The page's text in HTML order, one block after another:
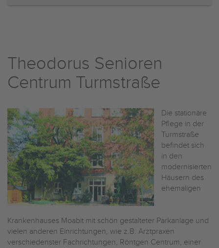
Theodorus Senioren
Centrum Turmstraße
Die stationäre
Pflege in der
Turmstraße
befindet sich
in den
modernisierten
Häusern des
ehemaligen
Krankenhauses Moabit mit schön gestalteter Parkanlage und
vielen anderen Einrichtungen, wie z.B. Arztpraxen
verschiedenster Fachrichtungen, Röntgen Centrum, einer